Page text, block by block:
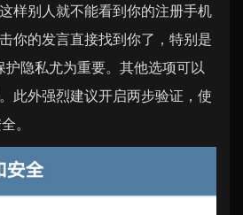
样别人就不能看到你的注册手机
你的发言直接找到你了，特别是
护隐私尤为重要。其他选项可以
此外强烈建议开启两步验证，使
。